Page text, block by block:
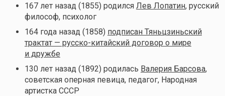
167 лет назад (1855) родился Лев Лопатин, русский
философ, психолог
164 года назад (1858) подписан Тяньцзиньский
трактат — русско-китайский договор о мире
и дружбе
130 лет назад (1892) родилась Валерия Барсова,
советская оперная певица, педагог, Народная
артистка СССР